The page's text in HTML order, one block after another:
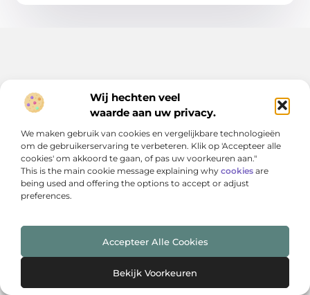
Wij hechten veel
waarde aan uw privacy.
We maken gebruik van cookies en vergelijkbare technologieën
om de gebruikerservaring te verbeteren. Klik op 'Accepteer alle
cookies' om akkoord te gaan, of pas uw voorkeuren aan."
This is the main cookie message explaining why cookies are
being used and offering the options to accept or adjust
preferences.
Accepteer Alle Cookies
Bekijk Voorkeuren
Jouw bron voor slimme tips en online groeikansen
Laat je verrassen door inspirerende blogs en inzichten die
je digitale strategie versterken. Ontdek handige
adviezen, actuele trends en krachtige ideeën die jouw
Onze informatie
Bericht categorie